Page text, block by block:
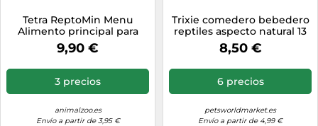
Tetra ReptoMin Menu
Alimento principal para
tortugas, 250 ml
9,90 €
3 precios
animalzoo.es
Envío a partir de 3,95 €
Trixie comedero bebedero
reptiles aspecto natural 13
cm
8,50 €
6 precios
petsworldmarket.es
Envío a partir de 4,99 €